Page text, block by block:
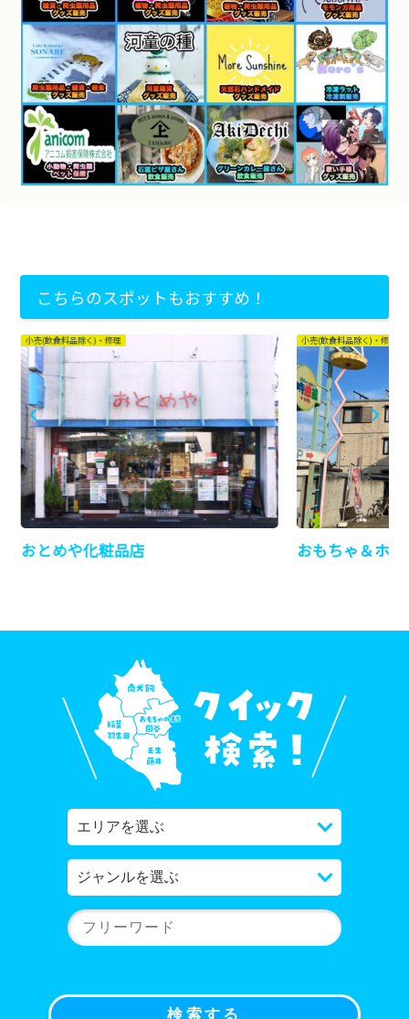
こちらのスポットもおすすめ！
小売(飲食料品除く)・修理
おとめや化粧品店
小売(飲食料品除く)・修理
おもちゃ＆ホ